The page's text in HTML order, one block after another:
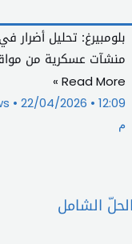
بلومبيرغ: تحليل
منشآت عسكرية من
Read More »
22/04/2026
12:09
م
الشامل